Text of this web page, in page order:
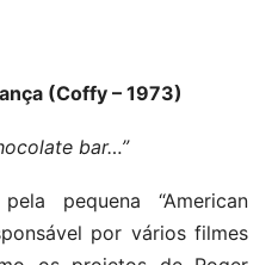
(Coffy – 1973)
bar…”
pequena “American
por vários filmes